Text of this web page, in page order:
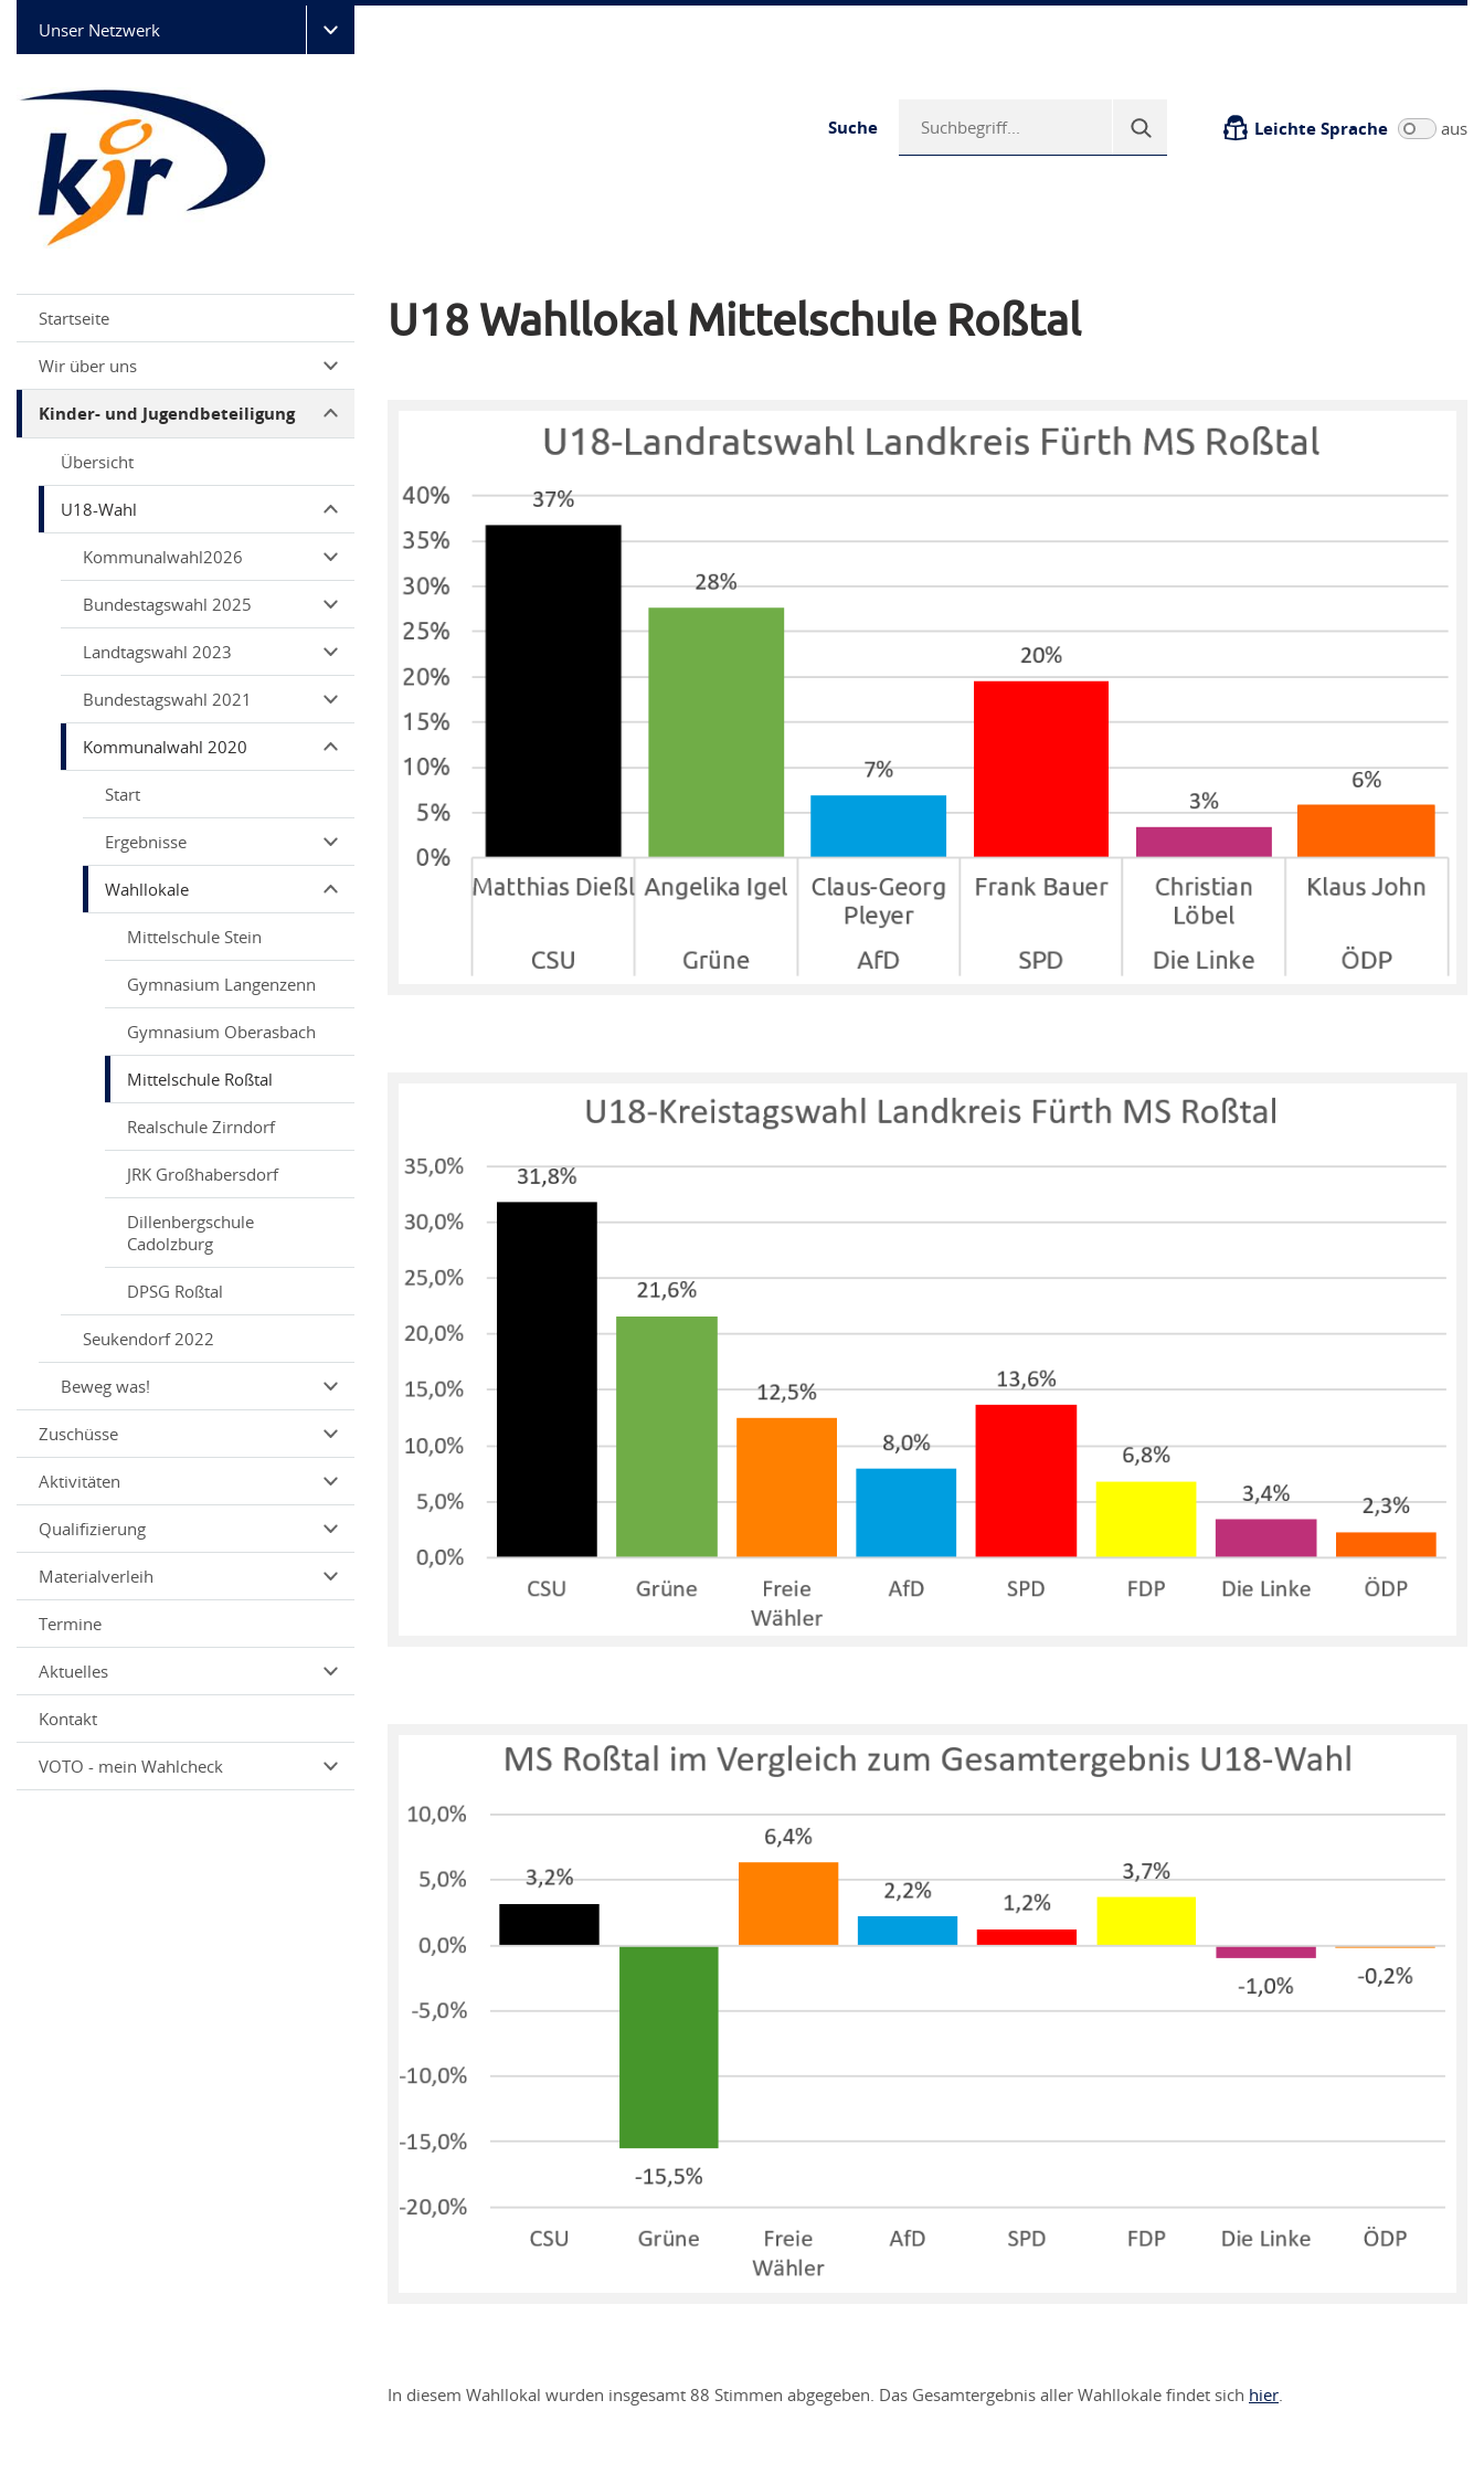
Unser Netzwerk
Suche Leichte Sprache aus
Startseite
Wir über uns
Kinder- und Jugendbeteiligung
Übersicht
U18-Wahl
Kommunalwahl2026
Bundestagswahl 2025
Landtagswahl 2023
Bundestagswahl 2021
Kommunalwahl 2020
Start
Ergebnisse
Wahllokale
Mittelschule Stein
Gymnasium Langenzenn
Gymnasium Oberasbach
Mittelschule Roßtal
Realschule Zirndorf
JRK Großhabersdorf
Dillenbergschule
Cadolzburg
DPSG Roßtal
Seukendorf 2022
Beweg was!
Zuschüsse
Aktivitäten
Qualifizierung
Materialverleih
Termine
Aktuelles
Kontakt
VOTO - mein Wahlcheck
U18 Wahllokal Mittelschule Roßtal
In diesem Wahllokal wurden insgesamt 88 Stimmen abgegeben. Das Gesamtergebnis aller Wahllokale findet sich hier